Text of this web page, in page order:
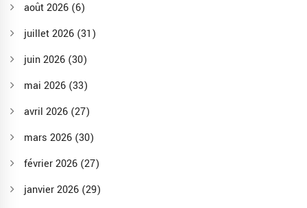
août 2026 (6)
juillet 2026 (31)
juin 2026 (30)
mai 2026 (33)
avril 2026 (27)
mars 2026 (30)
février 2026 (27)
janvier 2026 (29)